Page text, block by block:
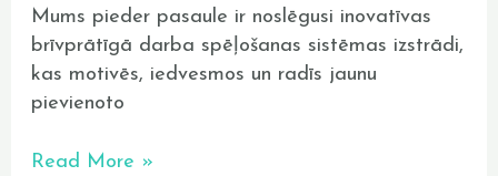
Mums pieder pasaule ir noslēgusi inovatīvas
brīvprātīgā darba spēļošanas sistēmas izstrādi,
kas motivēs, iedvesmos un radīs jaunu
pievienoto
Read More »